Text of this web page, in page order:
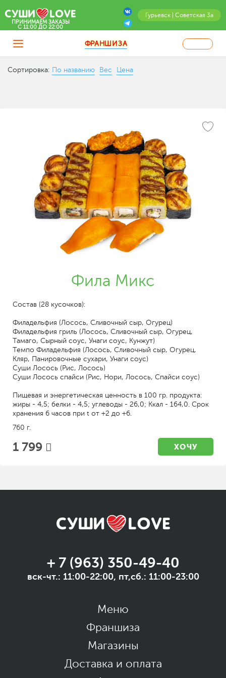
Гурьевск | Советская 3а
ПРИНИМАЕМ ЗАКАЗЫ
C 11:00 ДО 22:00
ФРАНШИЗА
Сортировка: По названию Вес Цена
Фила Микс
Состав (28 кусочков):
Филадельфия (Лосось, Сливочный сыр, Огурец)
Филадельфия гриль (Лосось, Сливочный сыр, Огурец,
Тамаго, Сырный соус, Унаги соус, Кунжут)
Темпо Филадельфия (Лосось, Сливочный сыр, Огурец,
Кляр, Панировочные сухари, Унаги соус)
Суши Лосось (Рис, Лосось)
Суши Лосось спайси (Рис, Нори, Лосось, Спайси соус)
Пищевая и энергетическая ценность в 100 гр. продукта:
жиры - 4,5; белки - 4,5; углеводы - 26,0; Ккал - 164,0. Срок
хранения 6 часов при t от +2 до +6.
760 г.
1 799 ХОЧУ
+ 7 (963) 350-49-40
вск-чт.: 11:00-22:00, пт,сб.: 11:00-23:00
Меню
Франшиза
Магазины
Доставка и оплата